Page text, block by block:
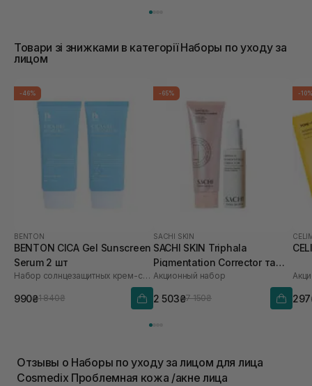
Товари зі знижками в категорії Наборы по уходу за
лицом
-46%
BENTON
BENTON CICA Gel Sunscreen
Serum 2 шт
Набор солнцезащитных крем-сывороток
990₴1 840₴
-65%
SACHI SKIN
SACHI SKIN Triphala
Pigmentation Corrector та
Saffron Luminous Cleanser
Акционный набор
2 503₴7 150₴
-
Отзывы о Наборы по уходу за лицом для лица
Cosmedix Проблемная кожа /акне лица